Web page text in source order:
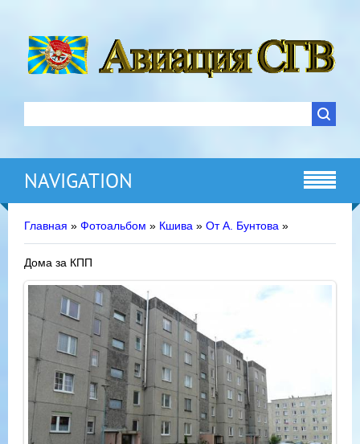
NAVIGATION
Главная » Фотоальбом » Кшива » От А. Бунтова »
Дома за КПП